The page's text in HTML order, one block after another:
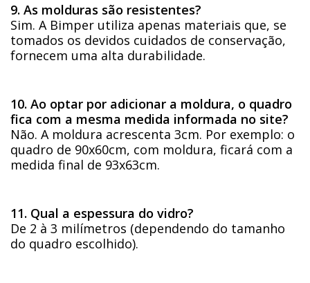
9. As molduras são resistentes?
Sim. A Bimper utiliza apenas materiais que, se
tomados os devidos cuidados de conservação,
fornecem uma alta durabilidade.
10. Ao optar por adicionar a moldura, o quadro
fica com a mesma medida informada no site?
Não. A moldura acrescenta 3cm. Por exemplo: o
quadro de 90x60cm, com moldura, ficará com a
medida final de 93x63cm.
11. Qual a espessura do vidro?
De 2 à 3 milímetros (dependendo do tamanho
do quadro escolhido).